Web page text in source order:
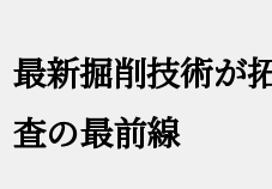
最新掘削技術が
査の最前線